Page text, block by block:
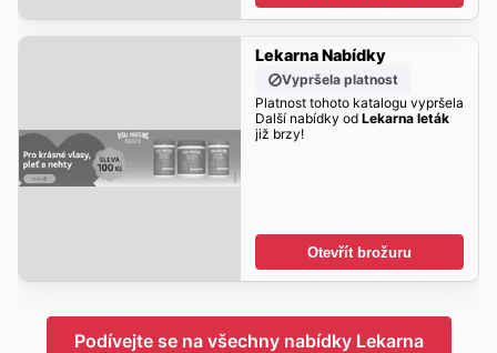
Lekarna Nabídky
Vypršela platnost
Platnost tohoto katalogu vypršela
Další nabídky od Lekarna leták
již brzy!
Otevřít brožuru
Podívejte se na všechny nabídky Lekarna